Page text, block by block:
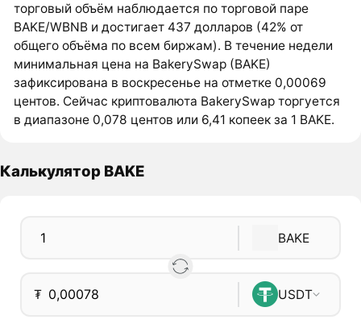
торговый объём наблюдается по торговой паре
BAKE/WBNB и достигает 437 долларов (42% от
общего объёма по всем биржам). В течение недели
минимальная цена на BakerySwap (BAKE)
зафиксирована в воскресенье на отметке 0,00069
центов. Сейчас криптовалюта BakerySwap торгуется
в диапазоне 0,078 центов или 6,41 копеек за 1 BAKE.
Калькулятор BAKE
BAKE
₮ USDT